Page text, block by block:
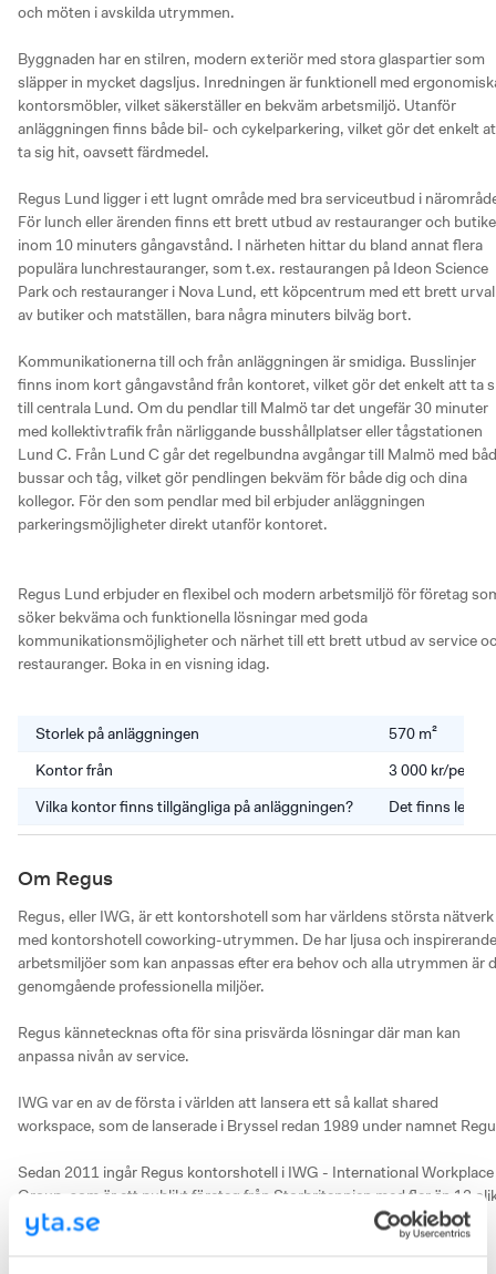
och möten i avskilda utrymmen.
Byggnaden har en stilren, modern exteriör med stora glaspartier som
släpper in mycket dagsljus. Inredningen är funktionell med
kontorsmöbler, vilket säkerställer en bekväm arbetsmiljö. Utanför
anläggningen finns både bil- och cykelparkering, vilket gör det enkelt
ta sig hit, oavsett färdmedel.
Regus Lund ligger i ett lugnt område med bra serviceutbud i
För lunch eller ärenden finns ett brett utbud av restauranger och
inom 10 minuters gångavstånd. I närheten hittar du bland annat flera
populära lunchrestauranger, som t.ex. restaurangen på Ideon Science
Park och restauranger i Nova Lund, ett köpcentrum med ett brett urval
av butiker och matställen, bara några minuters bilväg bort.
Kommunikationerna till och från anläggningen är smidiga. Busslinjer
finns inom kort gångavstånd från kontoret, vilket gör det enkelt att ta
till centrala Lund. Om du pendlar till Malmö tar det ungefär 30 minuter
med kollektivtrafik från närliggande busshållplatser eller tågstationen
Lund C. Från Lund C går det regelbundna avgångar till Malmö med
bussar och tåg, vilket gör pendlingen bekväm för både dig och dina
kollegor. För den som pendlar med bil erbjuder anläggningen
parkeringsmöjligheter direkt utanför kontoret.
Regus Lund erbjuder en flexibel och modern arbetsmiljö för företag
söker bekväma och funktionella lösningar med goda
kommunikationsmöjligheter och närhet till ett brett utbud av service
restauranger. Boka in en visning idag.
Storlek på anläggningen
570 m²
Kontor från
3 000 kr/
Vilka kontor finns tillgängliga på anläggningen?
Det finns
Om Regus
Regus, eller IWG, är ett kontorshotell som har världens största nätverk
med kontorshotell coworking-utrymmen. De har ljusa och inspirerande
arbetsmiljöer som kan anpassas efter era behov och alla utrymmen är
genomgående professionella miljöer.
Regus kännetecknas ofta för sina prisvärda lösningar där man kan
anpassa nivån av service.
IWG var en av de första i världen att lansera ett så kallat shared
workspace, som de lanserade i Bryssel redan 1989 under namnet
Sedan 2011 ingår Regus kontorshotell i IWG - International Workplace
Group, som är ett publikt företag från Storbritannien med fler än 12
kontorshotellsaktörer under sig med huvudkontor i Schweiz idag.